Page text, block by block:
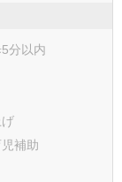
分以内
補助